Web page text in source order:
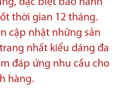
thời gian 12 tháng.
cập nhật những sản
nhất kiểu dáng đa
đáp ứng nhu cầu cho
hàng.